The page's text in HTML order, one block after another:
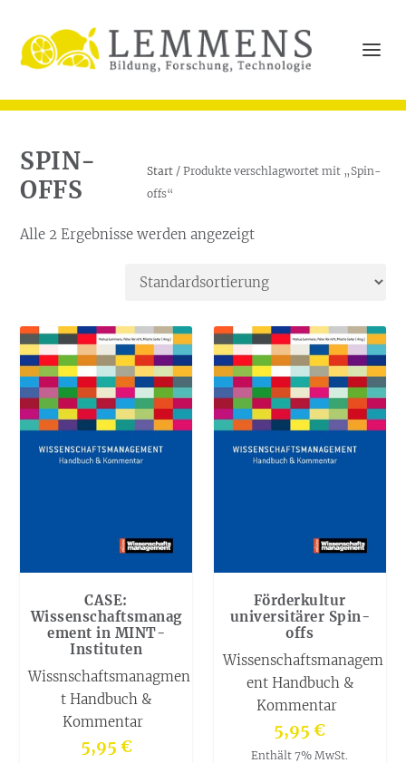
SPIN-
OFFS
Start/ Produkte verschlagwortet mit „Spin-
offs“
Alle 2 Ergebnisse werden angezeigt
CASE:
Wissenschaftsmanag
ement in MINT-
Instituten
Wissnschaftsmanagmen
t Handbuch &
Kommentar
5,95 €
Förderkultur
universitärer Spin-
offs
Wissenschaftsmanagem
ent Handbuch &
Kommentar
5,95€
Enthält 7% MwSt.